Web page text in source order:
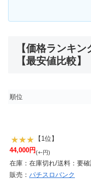
【価格ランキ
【最安値比較】
順位
【1位】
44,000円(+-円)
在庫：在庫切れ/送料：要
販売： パチスロバンク